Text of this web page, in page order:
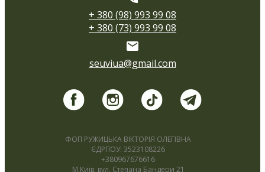
+ 380 (98) 993 99 08
+ 380 (73) 993 99 08
seuviua@gmail.com
ФОП РУЖИЦЬКА ВІКТОРІЯ ОЛЕГІВНА
ЄДРПОУ: 3523108226
+380967676616
М.Київ, вул. Степана Бандери 21